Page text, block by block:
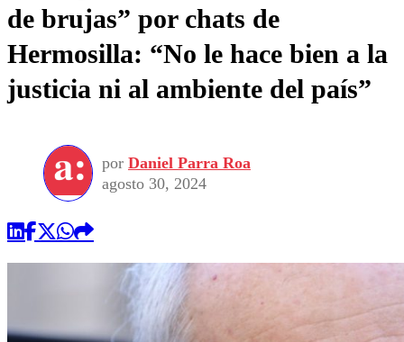
de brujas” por chats de
Hermosilla: “No le hace bien a la
justicia ni al ambiente del país”
por Daniel Parra Roa
agosto 30, 2024